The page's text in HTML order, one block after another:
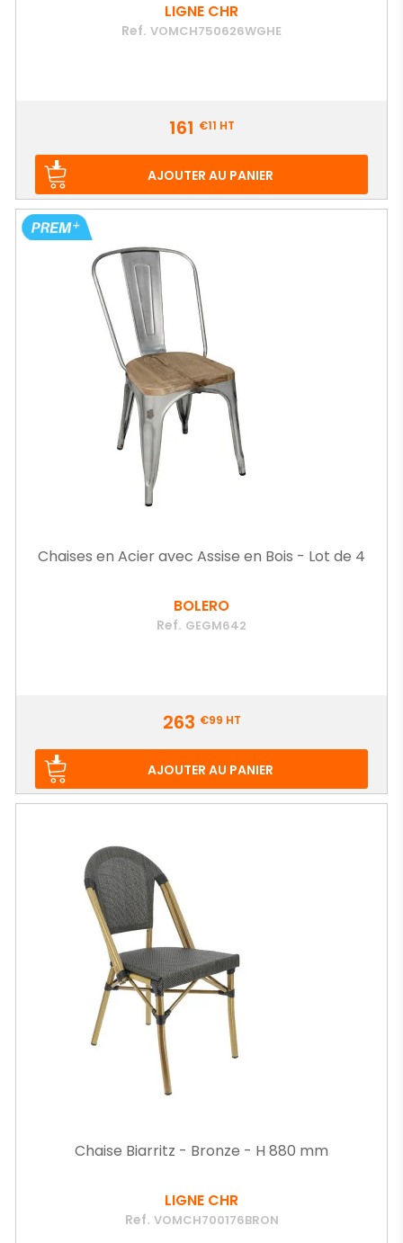
LIGNE CHR
Ref. VOMCH750626WGHE
161 €11 HT
AJOUTER AU PANIER
Chaises en Acier avec Assise en Bois - Lot de 4
BOLERO
Ref. GEGM642
263 €99 HT
AJOUTER AU PANIER
Chaise Biarritz - Bronze - H 880 mm
LIGNE CHR
Ref. VOMCH700176BRON